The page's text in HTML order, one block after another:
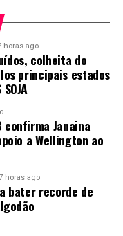
quem produz, quem
compra”, afirma.
consciente deve
apenas na
feitas pela
agricultura
apareceu
horas ago
colheita do
principais estados
confirma Janaina
a Wellington ao
horas ago
bater recorde de